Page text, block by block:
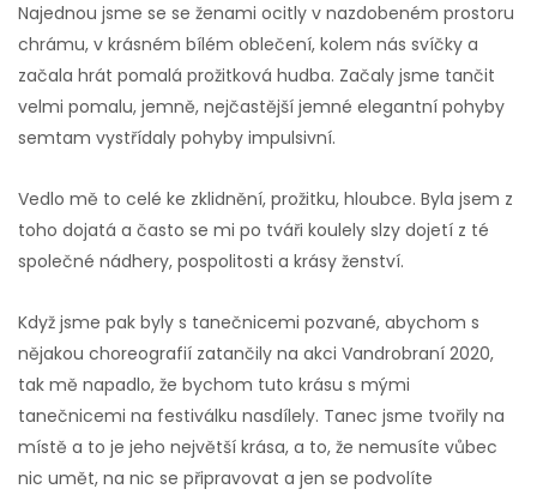
Najednou jsme se se ženami ocitly v nazdobeném prostoru
chrámu, v krásném bílém oblečení, kolem nás svíčky a
začala hrát pomalá prožitková hudba. Začaly jsme tančit
velmi pomalu, jemně, nejčastější jemné elegantní pohyby
semtam vystřídaly pohyby impulsivní.
Vedlo mě to celé ke zklidnění, prožitku, hloubce. Byla jsem z
toho dojatá a často se mi po tváři koulely slzy dojetí z té
společné nádhery, pospolitosti a krásy ženství.
Když jsme pak byly s tanečnicemi pozvané, abychom s
nějakou choreografií zatančily na akci Vandrobraní 2020,
tak mě napadlo, že bychom tuto krásu s mými
tanečnicemi na festiválku nasdílely. Tanec jsme tvořily na
místě a to je jeho největší krása, a to, že nemusíte vůbec
nic umět, na nic se připravovat a jen se podvolíte